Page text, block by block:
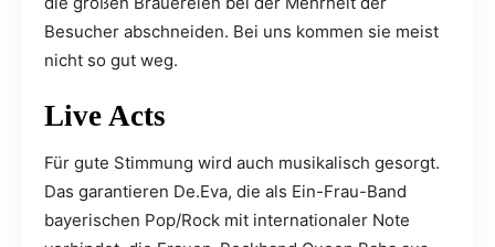
Besucher abschneiden. Bei uns kommen sie meist
nicht so gut weg.
Live Acts
Für gute Stimmung wird auch musikalisch gesorgt.
Das garantieren De.Eva, die als Ein-Frau-Band
bayerischen Pop/Rock mit internationaler Note